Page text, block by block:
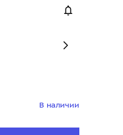
В наличии